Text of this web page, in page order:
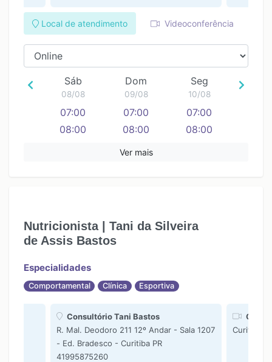
Local de atendimento Videoconferência
Sáb
08/08
07:00
08:00
14:00
15:00
16:00
17:00
19:00
20:00
21:00
Dom
09/08
07:00
08:00
09:00
14:00
17:00
19:00
20:00
Seg
10/08
07:00
08:00
14:00
20:00
Ver mais
Nutricionista | Tani da Silveira
de Assis Bastos
Especialidades
Comportamental Clínica Esportiva
Consultório Tani Bastos
R. Mal. Deodoro 211 12º Andar - Sala 1207
- Ed. Bradesco - Curitiba PR
41995875260
On-
Curitiba